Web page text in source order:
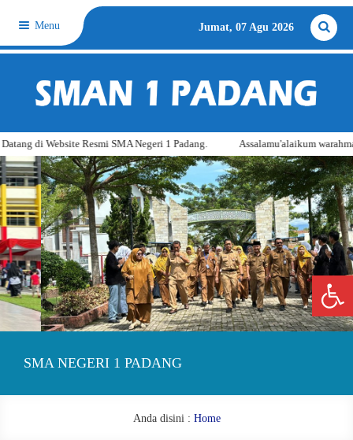
Menu Jumat, 07 Agu 2026
Resmi SMA Negeri 1 Padang. Assalamu'alaikum warahmatullahi
SMA NEGERI 1 PADANG
Anda disini : Home